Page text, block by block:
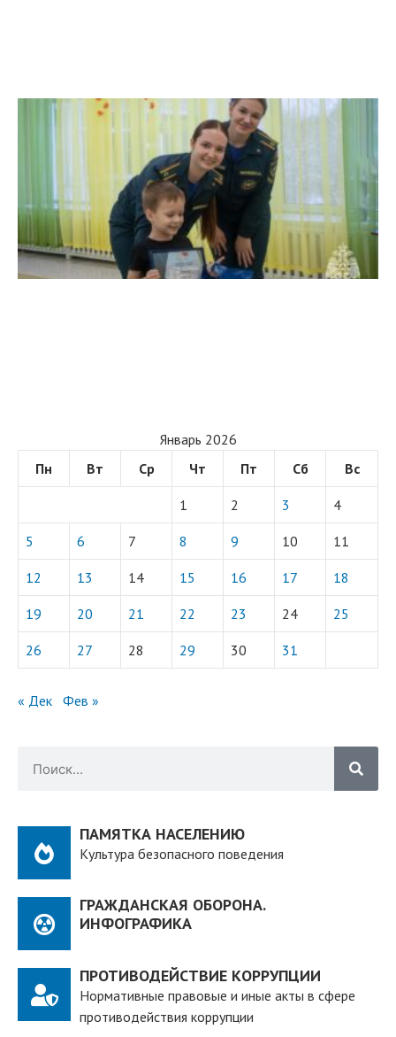
Январь 2026
Пн
Вт Ср Чт Пт Сб Вс
1 2 3 4
5 6 7 8 9 10 11
12 13 14 15 16 17 18
19 20 21 22 23 24 25
26 27 28 29 30 31
« Дек Фев »
ПАМЯТКА НАСЕЛЕНИЮ
Культура безопасного поведения
ГРАЖДАНСКАЯ ОБОРОНА.
ИНФОГРАФИКА
ПРОТИВОДЕЙСТВИЕ КОРРУПЦИИ
Нормативные правовые и иные акты в сфере
противодействия коррупции